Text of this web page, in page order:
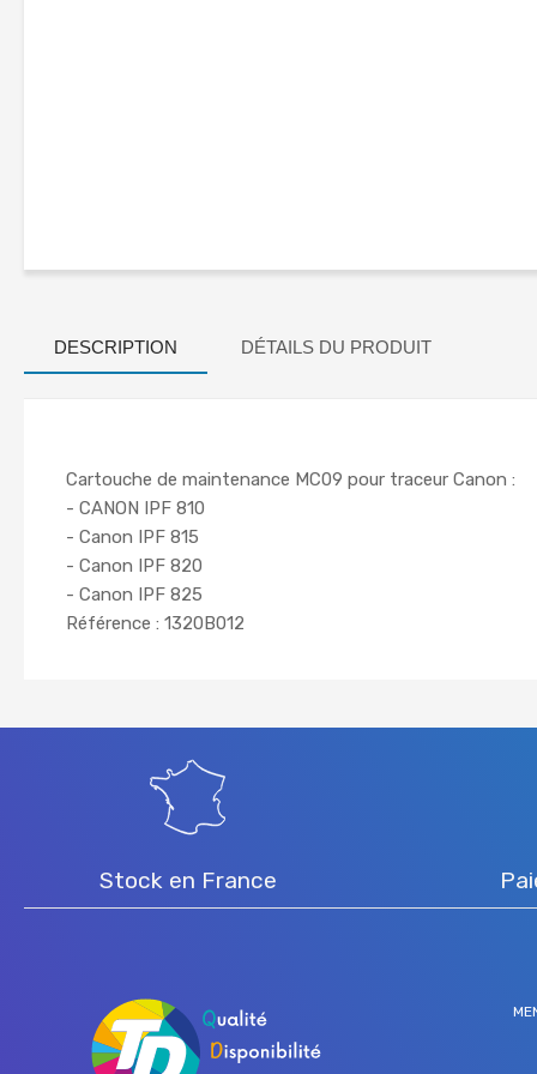
DESCRIPTION DÉTAILS DU PRODUIT
Cartouche de maintenance MC09 pour traceur Canon :
- CANON IPF 810
- Canon IPF 815
- Canon IPF 820
- Canon IPF 825
Référence : 1320B012
Stock en France